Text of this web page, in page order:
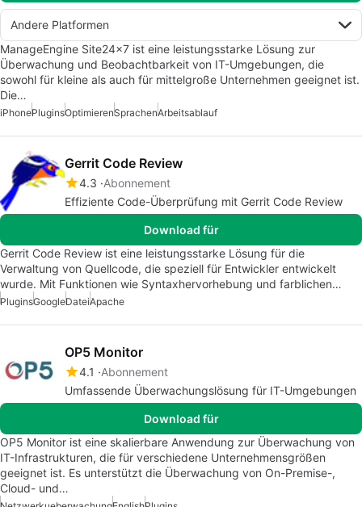
Andere Platformen
ManageEngine Site24x7 ist eine leistungsstarke Lösung zur
Überwachung und Beobachtbarkeit von IT-Umgebungen, die
sowohl für kleine als auch für mittelgroße Unternehmen geeignet ist.
Die…
iPhonePluginsOptimierenSprachenArbeitsablauf
Gerrit Code Review
4.3 Abonnement
Effiziente Code-Überprüfung mit Gerrit Code Review
Download für
Gerrit Code Review ist eine leistungsstarke Lösung für die
Verwaltung von Quellcode, die speziell für Entwickler entwickelt
wurde. Mit Funktionen wie Syntaxhervorhebung und farblichen…
PluginsGoogleDateiApache
OP5 Monitor
4.1
Abonnement
Umfassende Überwachungslösung für IT-Umgebungen
Download für
OP5 Monitor ist eine skalierbare Anwendung zur Überwachung von
IT-Infrastrukturen, die für verschiedene Unternehmensgrößen
geeignet ist. Es unterstützt die Überwachung von On-Premise-,
Cloud- und…